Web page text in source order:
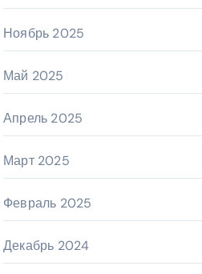
Ноябрь 2025
Май 2025
Апрель 2025
Март 2025
Февраль 2025
Декабрь 2024